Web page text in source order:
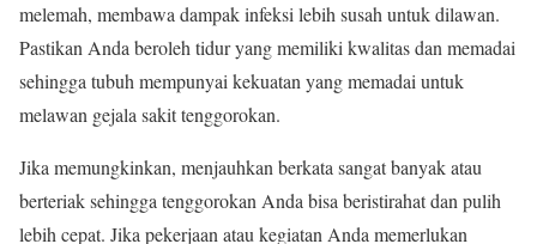
melemah, membawa dampak infeksi lebih susah untuk dilawan.
Pastikan Anda beroleh tidur yang memiliki kwalitas dan memadai
sehingga tubuh mempunyai kekuatan yang memadai untuk
melawan gejala sakit tenggorokan.
Jika memungkinkan, menjauhkan berkata sangat banyak atau
berteriak sehingga tenggorokan Anda bisa beristirahat dan pulih
lebih cepat. Jika pekerjaan atau kegiatan Anda memerlukan